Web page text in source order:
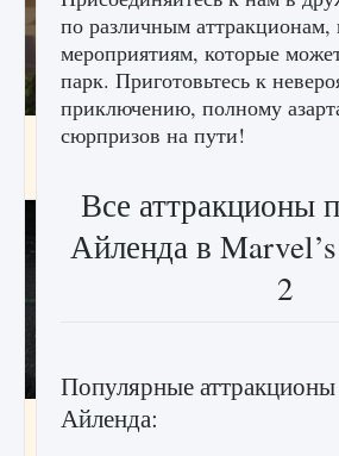
Как заработать медали лиги Clash
лицензии, лиги, команды и
по различным аттракционам,
мероприятиям, которые
парк. Приготовьтесь к
приключению, полному
сюрпризов на пути!
Все аттракционы
Айленда в
2
Популярные
Айленда: